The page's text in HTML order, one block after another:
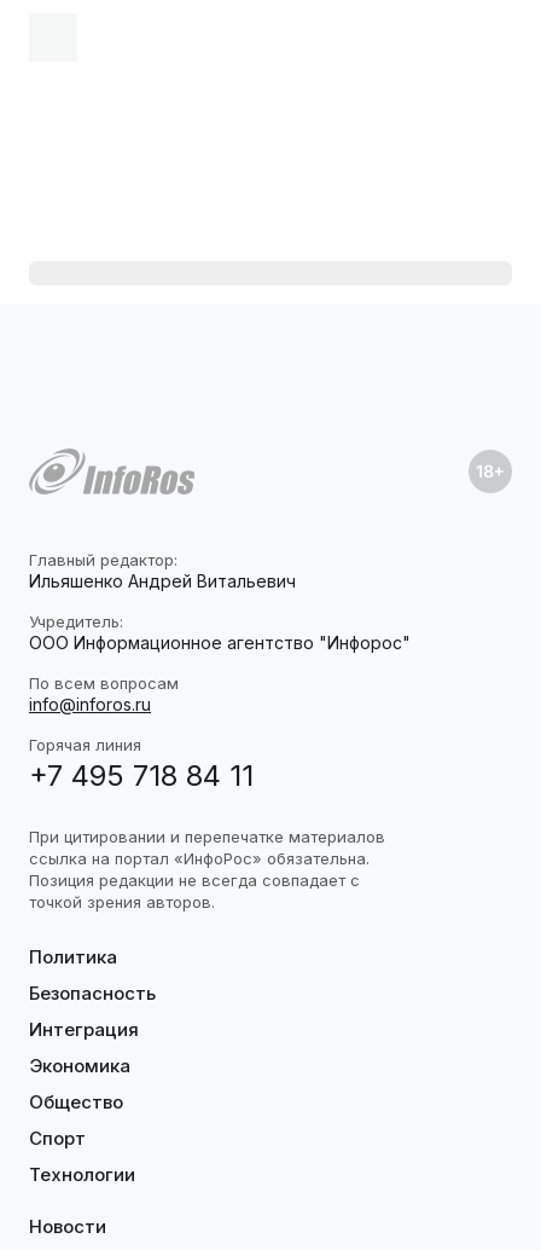
Главный редактор:
Ильяшенко Андрей Витальевич
Учредитель:
ООО Информационное агентство "Инфорос"
По всем вопросам
info@inforos.ru
Горячая линия
+7 495 718 84 11
При цитировании и перепечатке материалов
ссылка на портал «ИнфоРос» обязательна.
Позиция редакции не всегда совпадает с
точкой зрения авторов.
Политика
Безопасность
Интеграция
Экономика
Общество
Спорт
Технологии
Новости